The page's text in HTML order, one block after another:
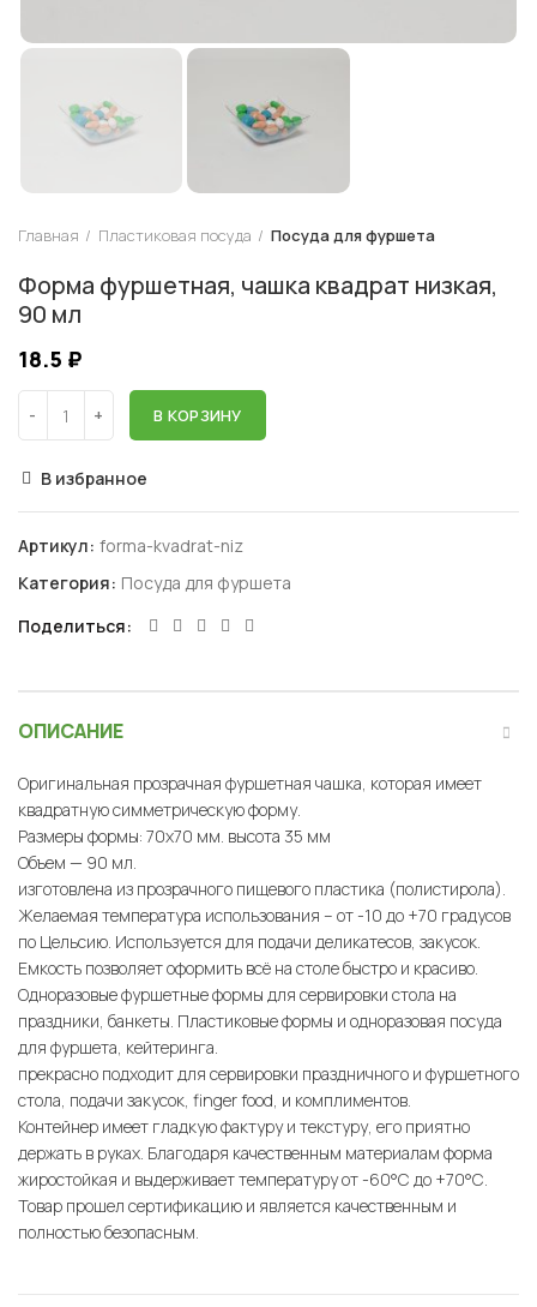
Главная Пластиковая посуда Посуда для фуршета
Форма фуршетная, чашка квадрат низкая,
90 мл
18.5 ₽
В КОРЗИНУ
В избранное
Артикул: forma-kvadrat-niz
Категория: Посуда для фуршета
Поделиться
ОПИСАНИЕ
Оригинальная прозрачная фуршетная чашка, которая имеет
квадратную симметрическую форму.
Размеры формы: 70х70 мм. высота 35 мм
Объем — 90 мл.
изготовлена из прозрачного пищевого пластика (полистирола).
Желаемая температура использования – от -10 до +70 градусов
по Цельсию. Используется для подачи деликатесов, закусок.
Емкость позволяет оформить всё на столе быстро и красиво.
Одноразовые фуршетные формы для сервировки стола на
праздники, банкеты. Пластиковые формы и одноразовая посуда
для фуршета, кейтеринга.
прекрасно подходит для сервировки праздничного и фуршетного
стола, подачи закусок, finger food, и комплиментов.
Контейнер имеет гладкую фактуру и текстуру, его приятно
держать в руках. Благодаря качественным материалам форма
жиростойкая и выдерживает температуру от -60°С до +70°С.
Товар прошел сертификацию и является качественным и
полностью безопасным.